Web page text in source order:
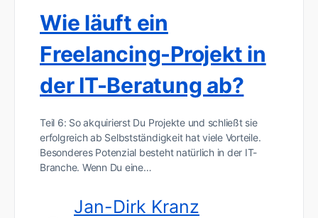
Wie läuft ein
Freelancing-Projekt in
der IT-Beratung ab?
Teil 6: So akquirierst Du Projekte und schließt sie
erfolgreich ab Selbstständigkeit hat viele Vorteile.
Besonderes Potenzial besteht natürlich in der IT-
Branche. Wenn Du eine…
Jan-Dirk Kranz